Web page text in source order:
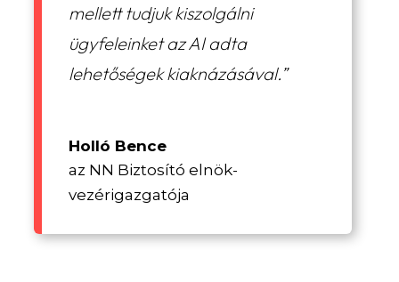
mellett tudjuk kiszolgálni
ügyfeleinket az AI adta
lehetőségek kiaknázásával.”
Holló Bence
az NN Biztosító elnök-
vezérigazgatója